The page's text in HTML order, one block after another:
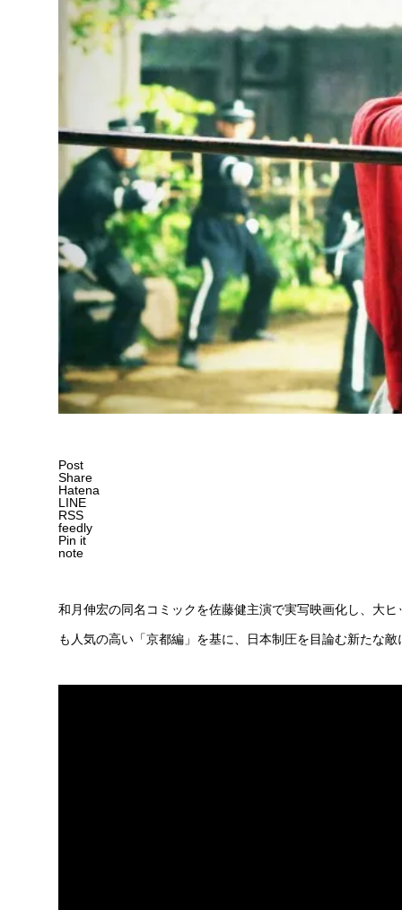
Post
Share
Hatena
LINE
RSS
feedly
Pin it
note
和月伸宏の同名コミックを佐藤健主演で実写映画化し、大
も人気の高い「京都編」を基に、日本制圧を目論む新たな